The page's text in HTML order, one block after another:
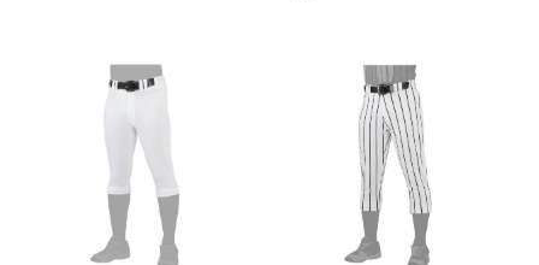
ライフスタイルグッズ
インナー
寝具／ミズノスリープ